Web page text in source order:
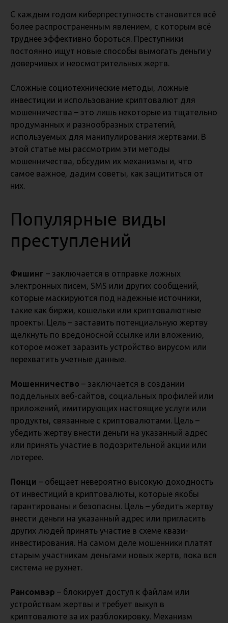
С каждым годом киберпреступность становится всё
более распространенным явлением, с которым всё
труднее эффективно бороться. Преступники
постоянно ищут новые способы вымогать деньги у
доверчивых и неосмотрительных жертв.
Сложные социотехнические методы, ложные
инвестиции и использование криптовалют для
мошенничества – это лишь некоторые из тщательно
продуманных и разнообразных стратегий,
используемых для манипулирования жертвами. В
этой статье мы рассмотрим эти методы
мошенничества, обсудим их механизмы и, что
самое важное, дадим советы, как защититься от
них.
Популярные виды
преступлений
Фишинг – заключается в отправке ложных
электронных писем, SMS или других сообщений,
которые маскируются под надежные источники,
такие как биржи, кошельки или криптовалютные
проекты. Цель – заставить потенциальную жертву
щелкнуть по вредоносной ссылке или вложению,
которое может заразить устройство вирусом или
перехватить учетные данные.
Мошенничество – заключается в создании
поддельных веб-сайтов, социальных профилей или
приложений, имитирующих настоящие услуги или
продукты, связанные с криптовалютами. Цель –
убедить жертву внести деньги на указанный адрес
или принять участие в подозрительной акции или
лотерее.
Понци – обещает невероятно высокую доходность
от инвестиций в криптовалюты, которые якобы
гарантированы и безопасны. Цель – убедить жертву
внести деньги на указанный адрес или пригласить
других людей принять участие в схеме квази-
инвестирования. На самом деле мошенники платят
старым участникам деньгами новых жертв, пока вся
система не рухнет.
Рансомвэр – блокирует доступ к файлам или
устройствам жертвы и требует выкуп в
криптовалюте за их разблокировку. Механизм